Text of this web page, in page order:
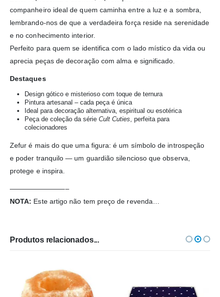
companheiro ideal de quem caminha entre a luz e a sombra,
lembrando-nos de que a verdadeira força reside na serenidade
e no conhecimento interior.
Perfeito para quem se identifica com o lado místico da vida ou
aprecia peças de decoração com alma e significado.
Destaques
Design gótico e misterioso com toque de ternura
Pintura artesanal – cada peça é única
Ideal para decoração alternativa, espiritual ou esotérica
Peça de coleção da série Cult Cuties, perfeita para
colecionadores
Zefur é mais do que uma figura: é um símbolo de introspeção
e poder tranquilo — um guardião silencioso que observa,
protege e inspira.
————————–
NOTA: Este artigo não tem preço de revenda…
Produtos relacionados...